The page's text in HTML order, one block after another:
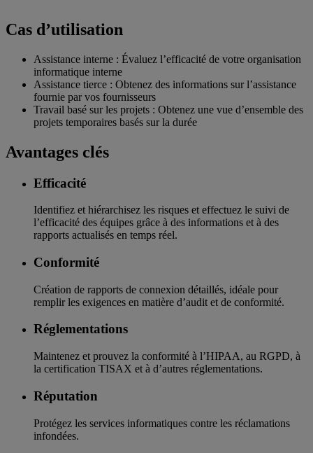
Cas d’utilisation
Assistance interne : Évaluez l’efficacité de votre organisation
informatique interne
Assistance tierce : Obtenez des informations sur l’assistance
fournie par vos fournisseurs
Travail basé sur les projets : Obtenez une vue d’ensemble des
projets temporaires basés sur la durée
Avantages clés
Efficacité
Identifiez et hiérarchisez les risques et effectuez le suivi de
l’efficacité des équipes grâce à des informations et à des
rapports actualisés en temps réel.
Conformité
Création de rapports de connexion détaillés, idéale pour
remplir les exigences en matière d’audit et de conformité.
Réglementations
Maintenez et prouvez la conformité à l’HIPAA, au RGPD, à
la certification TISAX et à d’autres réglementations.
Réputation
Protégez les services informatiques contre les réclamations
infondées.